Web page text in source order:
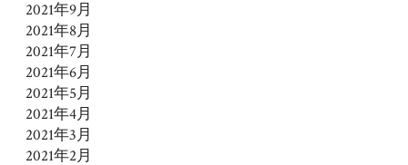
2021年9月
2021年8月
2021年7月
2021年6月
2021年5月
2021年4月
2021年3月
2021年2月